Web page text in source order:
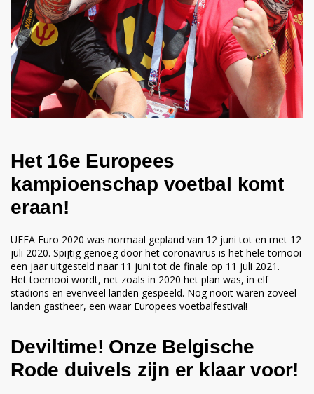
Het 16e Europees
kampioenschap voetbal komt
eraan!
UEFA Euro 2020 was normaal gepland van 12 juni tot en met 12
juli 2020. Spijtig genoeg door het coronavirus is het hele tornooi
een jaar uitgesteld naar 11 juni tot de finale op 11 juli 2021.
Het toernooi wordt, net zoals in 2020 het plan was, in elf
stadions en evenveel landen gespeeld. Nog nooit waren zoveel
landen gastheer, een waar Europees voetbalfestival!
Deviltime! Onze Belgische
Rode duivels zijn er klaar voor!